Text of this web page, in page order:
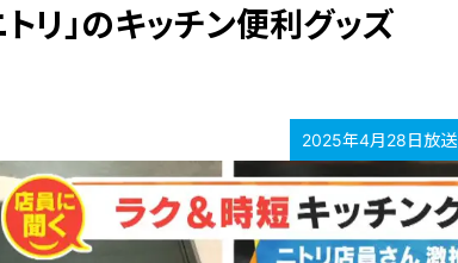
リ」のキッチン便利グッズ
2025年4月28日放送